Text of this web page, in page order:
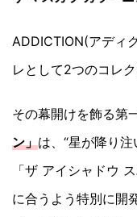
ADDICTION(アディ
レとして2つのコレ
その幕開けを飾る第
ン」は、“星が降り
「ザ アイシャドウ
に合うよう特別に開